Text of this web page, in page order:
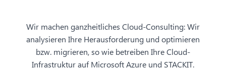
Wir machen ganzheitliches Cloud-Consulting: Wir
analysieren Ihre Herausforderung und optimieren
bzw. migrieren, so wie betreiben Ihre Cloud-
Infrastruktur auf Microsoft Azure und STACKIT.